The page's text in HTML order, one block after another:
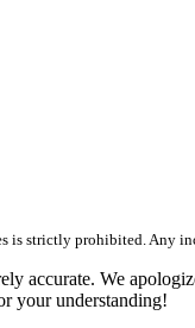
strictly prohibited. Any
We
your understanding!